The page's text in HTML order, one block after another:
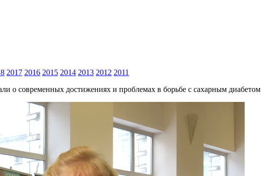
2017 2016 2015 2014 2013 2012 2011
о современных достижениях и проблемах в борьбе с сахарным диабетом